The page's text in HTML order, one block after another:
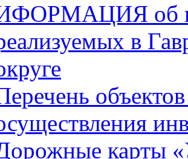
об
в
карты